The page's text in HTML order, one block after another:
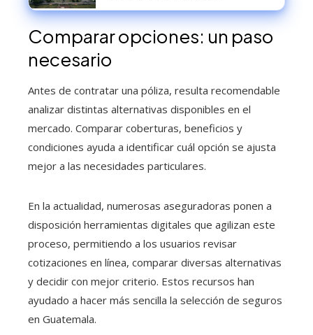
Comparar opciones: un paso
necesario
Antes de contratar una póliza, resulta recomendable
analizar distintas alternativas disponibles en el
mercado. Comparar coberturas, beneficios y
condiciones ayuda a identificar cuál opción se ajusta
mejor a las necesidades particulares.
En la actualidad, numerosas aseguradoras ponen a
disposición herramientas digitales que agilizan este
proceso, permitiendo a los usuarios revisar
cotizaciones en línea, comparar diversas alternativas
y decidir con mejor criterio. Estos recursos han
ayudado a hacer más sencilla la selección de seguros
en Guatemala.